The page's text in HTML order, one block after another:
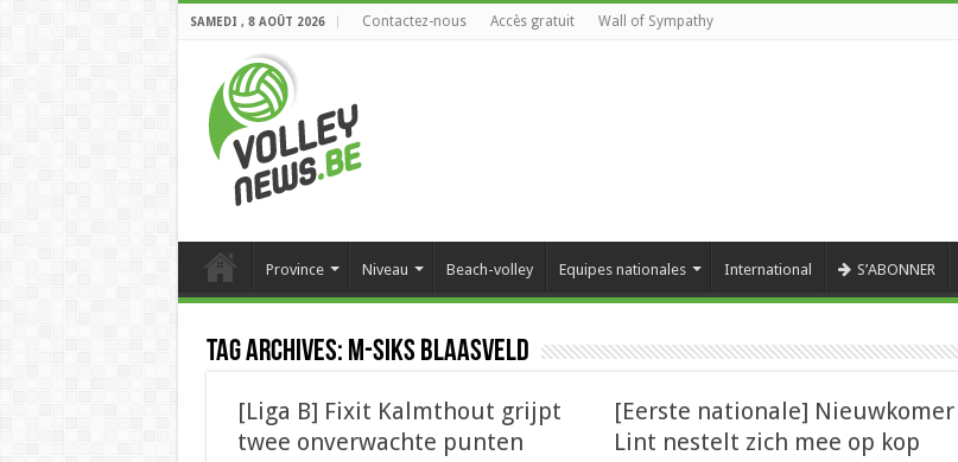
SAMEDI , 8 AOÛT 2026 Contactez-nous Accès gratuit Wall of Sympathy
Province Niveau Beach-volley Equipes nationales International S’ABONNER
Tag Archives: M-Siks Blaasveld
[Liga B] Fixit Kalmthout grijpt
twee onverwachte punten
[Eerste nationale] Nieuwkomer
Lint nestelt zich mee op kop